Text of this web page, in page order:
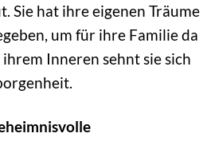
Sie hat ihre eigenen Träume
um für ihre Familie da
Inneren sehnt sie sich